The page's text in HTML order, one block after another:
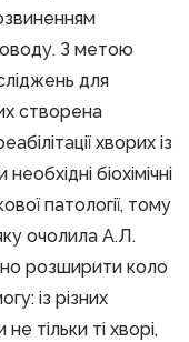
З метою
для
створена
хворих із
біохімічні
патології, тому
очолила А.Л.
розширити коло
із різних
тільки ті хворі,